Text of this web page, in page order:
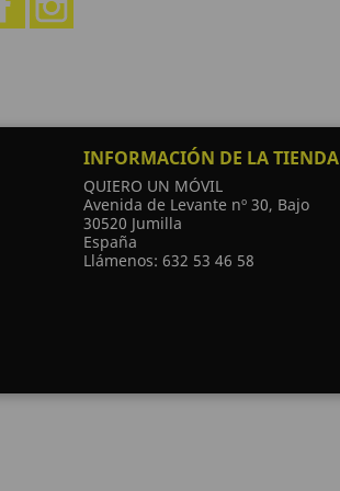
INFORMACIÓN DE LA TIENDA
QUIERO UN MÓVIL
Avenida de Levante nº 30, Bajo
30520 Jumilla
España
Llámenos: 632 53 46 58